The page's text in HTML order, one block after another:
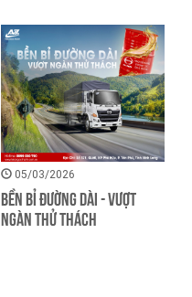
05/03/2026
BỀN BỈ ĐƯỜNG DÀI - VƯỢT
NGÀN THỬ THÁCH